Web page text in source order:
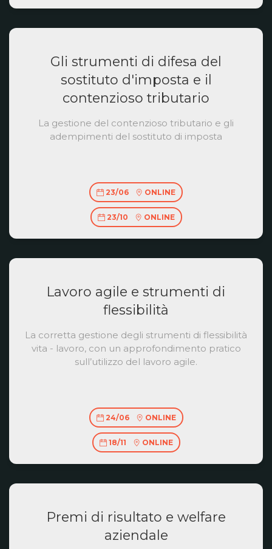
Gli strumenti di difesa del
sostituto d'imposta e il
contenzioso tributario
La gestione del contenzioso tributario e gli
adempimenti del sostituto di imposta
23/06 ONLINE
23/10 ONLINE
Lavoro agile e strumenti di
flessibilità
La corretta gestione degli strumenti di flessibilità
vita - lavoro, con un approfondimento pratico
sull’utilizzo del lavoro agile.
24/06 ONLINE
18/11 ONLINE
Premi di risultato e welfare
aziendale